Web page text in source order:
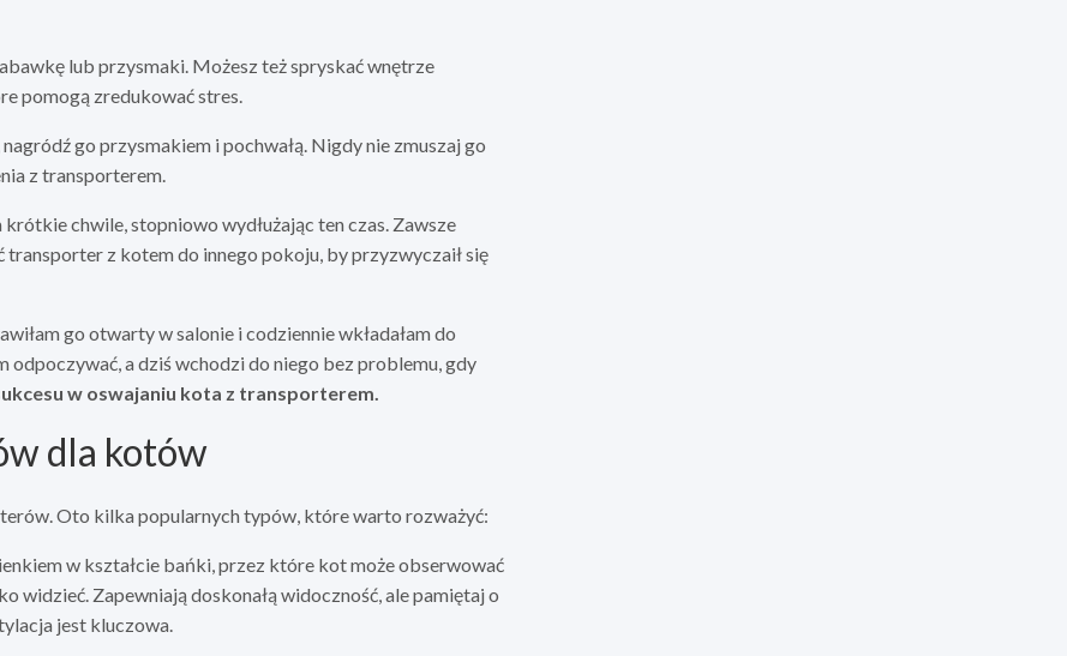
lub przysmaki. Możesz też spryskać wnętrze
pomogą zredukować stres.
go przysmakiem i pochwałą. Nigdy nie zmuszaj go
z transporterem.
chwile, stopniowo wydłużając ten czas. Zawsze
z kotem do innego pokoju, by przyzwyczaił się
go otwarty w salonie i codziennie wkładałam do
odpoczywać, a dziś wchodzi do niego bez problemu, gdy
w oswajaniu kota z transporterem.
dla kotów
Oto kilka popularnych typów, które warto rozważyć:
w kształcie bańki, przez które kot może obserwować
Zapewniają doskonałą widoczność, ale pamiętaj o
jest kluczowa.